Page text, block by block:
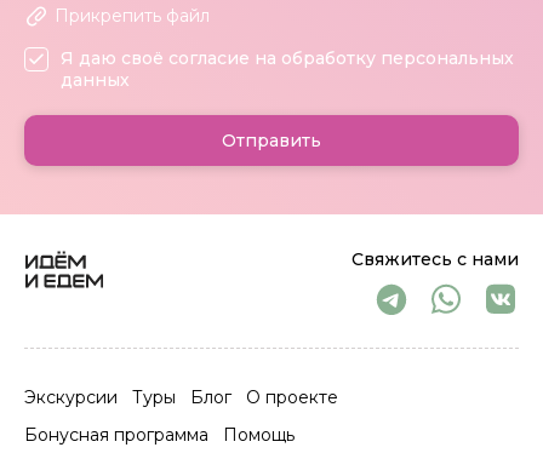
Свяжитесь с нами
Экскурсии Туры Блог
О проекте
Бонусная программа
Помощь
Прикрепить файл
Я даю своё согласие на обработку персональных
данных
Отправить